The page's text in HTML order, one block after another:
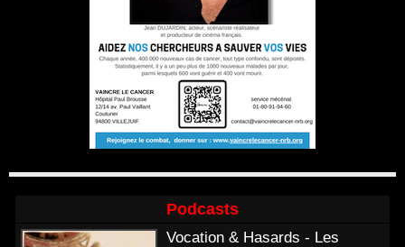
Podcasts
Vocation & Hasards - Les